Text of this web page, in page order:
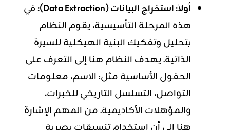
أولاً: استخراج البيانات (Data Extraction):
في
هذه المرحلة التأسيسية، يقوم النظام
بتحليل وتفكيك البنية الهيكلية للسيرة
الذاتية. يهدف النظام هنا إلى التعرف على
الحقول الأساسية مثل: الاسم، معلومات
التواصل، التسلسل التاريخي للخبرات،
والمؤهلات الأكاديمية. من المهم الإشارة